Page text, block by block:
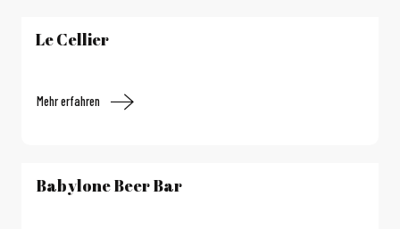
Le Cellier
Mehr erfahren
Babylone Beer Bar